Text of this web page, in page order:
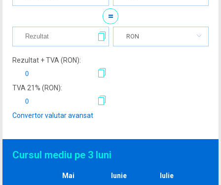
=
RON
Rezultat + TVA (RON):
TVA 21% (RON):
Convertor valutar avansat
Cursul mediu pe 3 luni
Mai Iunie
Iulie